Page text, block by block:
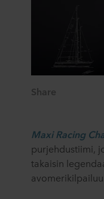
Share
Maxi Racing
purjehdustiimi,
takaisin